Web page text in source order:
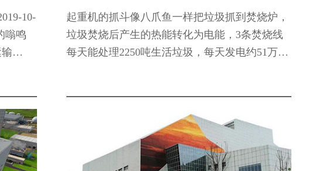
10-
嗡鸣
起重机的抓斗像八爪鱼一样把垃圾抓到焚烧炉，
垃圾焚烧后产生的热能转化为电能，3条焚烧线
每天能处理2250吨生活垃圾，每天发电约51万